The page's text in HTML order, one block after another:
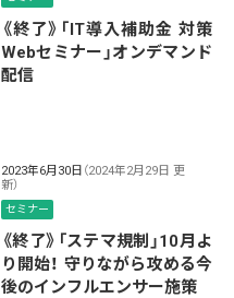
《終了》「IT導入補助金 対策
Webセミナー」オンデマンド
配信
2023年6月30日 （2024年2月29日 更
新）
セミナー
《終了》「ステマ規制」10月よ
り開始！ 守りながら攻める今
後のインフルエンサー施策